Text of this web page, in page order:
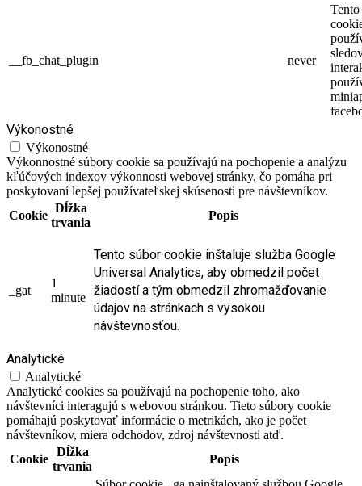
__fb_chat_plugin never
Výkonostné
Výkonostné
Výkonnostné súbory cookie sa používajú na pochopenie a analýzu
kľúčových indexov výkonnosti webovej stránky, čo pomáha pri
poskytovaní lepšej používateľskej skúsenosti pre návštevníkov.
Cookie
Dĺžka
trvania
Popis
_gat
1
minute
Tento súbor cookie inštaluje služba Google
Universal Analytics, aby obmedzil počet
žiadostí a tým obmedzil zhromažďovanie
údajov na stránkach s vysokou
návštevnosťou.
Analytické
Analytické
Analytické cookies sa používajú na pochopenie toho, ako
návštevníci interagujú s webovou stránkou. Tieto súbory cookie
pomáhajú poskytovať informácie o metrikách, ako je počet
návštevníkov, miera odchodov, zdroj návštevnosti atď.
Cookie
Dĺžka
trvania
Popis